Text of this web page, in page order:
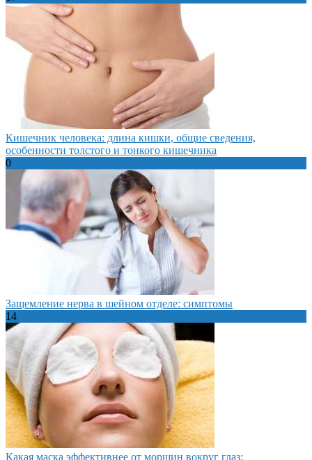
Кишечник человека: длина кишки, общие сведения,
особенности толстого и тонкого кишечника
0
Защемление нерва в шейном отделе: симптомы
14
Какая маска эффективнее от морщин вокруг глаз: